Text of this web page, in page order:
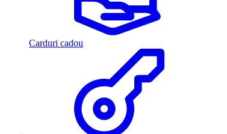
Carduri cadou